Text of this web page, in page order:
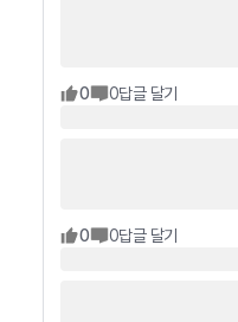
0 0답글 달기
0 0답글 달기